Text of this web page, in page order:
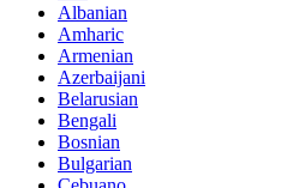
Albanian
Amharic
Armenian
Azerbaijani
Belarusian
Bengali
Bosnian
Bulgarian